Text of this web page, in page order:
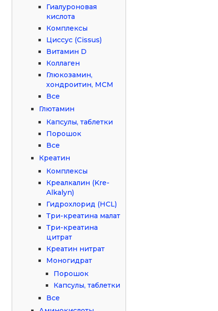
Гиалуроновая
кислота
Комплексы
Циссус (Cissus)
Витамин D
Коллаген
Глюкозамин,
хондроитин, МСМ
Все
Глютамин
Капсулы, таблетки
Порошок
Все
Креатин
Комплексы
Креалкалин (Kre-
Alkalyn)
Гидрохлорид (HCL)
Три-креатина малат
Три-креатина
цитрат
Креатин нитрат
Моногидрат
Порошок
Капсулы, таблетки
Все